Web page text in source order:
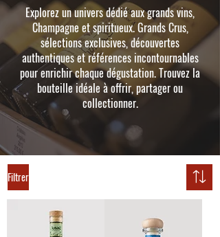
Explorez un univers dédié aux grands vins,
Champagne et spiritueux. Grands Crus,
sélections exclusives, découvertes
authentiques et références incontournables
pour enrichir chaque dégustation. Trouvez la
bouteille idéale à offrir, partager ou
collectionner.
Filtrer